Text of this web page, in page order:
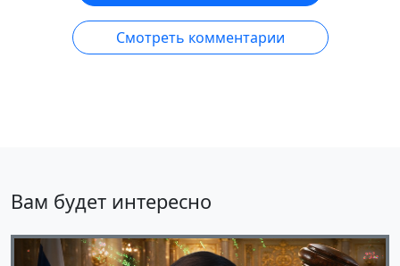
Смотреть комментарии
Вам будет интересно